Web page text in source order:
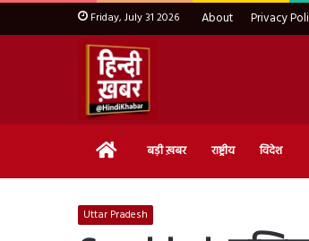
Friday, July 31 2026 About Privacy
Home बड़ी ख़बर राष्ट्रीय विदेश
Uttar Pradesh